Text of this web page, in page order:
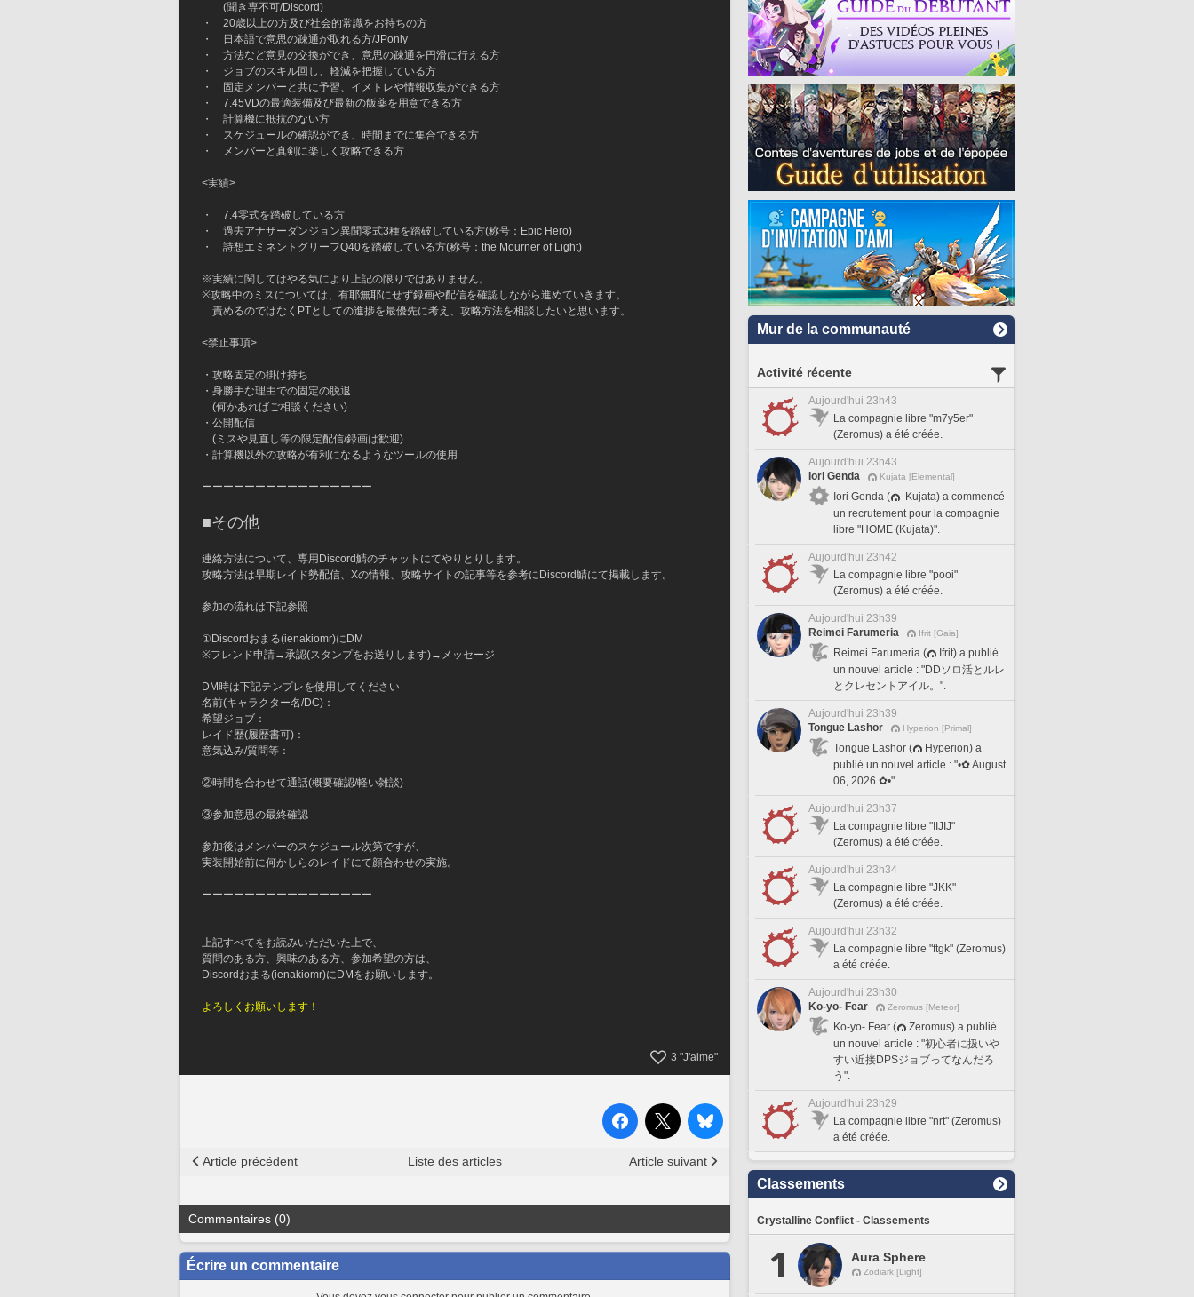
(聞き専不可/Discord)
・　20歳以上の方及び社会的常識をお持ちの方
・　日本語で意思の疎通が取れる方/JPonly
・　方法など意見の交換ができ、意思の疎通を円滑に行える方
・　ジョブのスキル回し、軽減を把握している方
・　固定メンバーと共に予習、イメトレや情報収集ができる方
・　7.45VDの最適装備及び最新の飯薬を用意できる方
・　計算機に抵抗のない方
・　スケジュールの確認ができ、時間までに集合できる方
・　メンバーと真剣に楽しく攻略できる方
<実績>
・　7.4零式を踏破している方
・　過去アナザーダンジョン異聞零式3種を踏破している方(称号：Epic Hero)
・　詩想エミネントグリーフQ40を踏破している方(称号：the Mourner of Light)
※実績に関してはやる気により上記の限りではありません。
※攻略中のミスについては、有耶無耶にせず録画や配信を確認しながら進めていきます。
責めるのではなくPTとしての進捗を最優先に考え、攻略方法を相談したいと思います。
<禁止事項>
・攻略固定の掛け持ち
・身勝手な理由での固定の脱退
(何かあればご相談ください)
・公開配信
(ミスや見直し等の限定配信/録画は歓迎)
・計算機以外の攻略が有利になるようなツールの使用
ーーーーーーーーーーーーーーーー
■その他
連絡方法について、専用Discord鯖のチャットにてやりとりします。
攻略方法は早期レイド勢配信、Xの情報、攻略サイトの記事等を参考にDiscord鯖にて掲載します。
参加の流れは下記参照
①Discordおまる(ienakiomr)にDM
※フレンド申請→承認(スタンプをお送りします)→メッセージ
DM時は下記テンプレを使用してください
名前(キャラクター名/DC)：
希望ジョブ：
レイド歴(履歴書可)：
意気込み/質問等：
②時間を合わせて通話(概要確認/軽い雑談)
③参加意思の最終確認
参加後はメンバーのスケジュール次第ですが、
実装開始前に何かしらのレイドにて顔合わせの実施。
ーーーーーーーーーーーーーーーー
上記すべてをお読みいただいた上で、
質問のある方、興味のある方、参加希望の方は、
Discordおまる(ienakiomr)にDMをお願いします。
よろしくお願いします！
3 "J'aime"
Article précédent Liste des articles Article suivant
Commentaires (0)
Écrire un commentaire
Mur de la communauté
Activité récente
Aujourd'hui 23h43
La compagnie libre "m7y5er"
(Zeromus) a été créée.
Aujourd'hui 23h43
Iori Genda
Kujata [Elemental]
Iori Genda (
Kujata) a commencé
un recrutement pour la compagnie
libre "HOME (Kujata)".
Aujourd'hui 23h42
La compagnie libre "pooi"
(Zeromus) a été créée.
Aujourd'hui 23h39
Reimei Farumeria
Ifrit [Gaia]
Reimei Farumeria (
Ifrit) a publié
un nouvel article : "DDソロ活とルレ
とクレセントアイル。".
Aujourd'hui 23h39
Tongue Lashor
Hyperion [Primal]
Tongue Lashor (
Hyperion) a
publié un nouvel article : "•✿ August
06, 2026 ✿•".
Aujourd'hui 23h37
La compagnie libre "IIJIJ"
(Zeromus) a été créée.
Aujourd'hui 23h34
La compagnie libre "JKK"
(Zeromus) a été créée.
Aujourd'hui 23h32
La compagnie libre "ftgk" (Zeromus)
a été créée.
Aujourd'hui 23h30
Ko-yo- Fear
Zeromus [Meteor]
Ko-yo- Fear (
Zeromus) a publié
un nouvel article : "初心者に扱いや
すい近接DPSジョブってなんだろ
う".
Aujourd'hui 23h29
La compagnie libre "nrt" (Zeromus)
a été créée.
Classements
Crystalline Conflict - Classements
1 Aura Sphere
Zodiark [Light]